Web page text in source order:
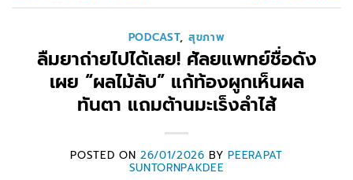
PODCAST, สุขภาพ
ลืมยาถ่ายไปได้เลย! ศัลยแพทย์ชื่อดัง
เผย “ผลไม้ลับ” แก้ท้องผูกเห็นผล
ทันตา แถมต้านมะเร็งลำไส้
POSTED ON 26/01/2026 BYPEERAPAT
SUNTORNPAKDEE